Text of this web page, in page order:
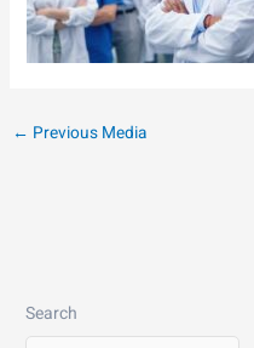
← Previous Media
Search